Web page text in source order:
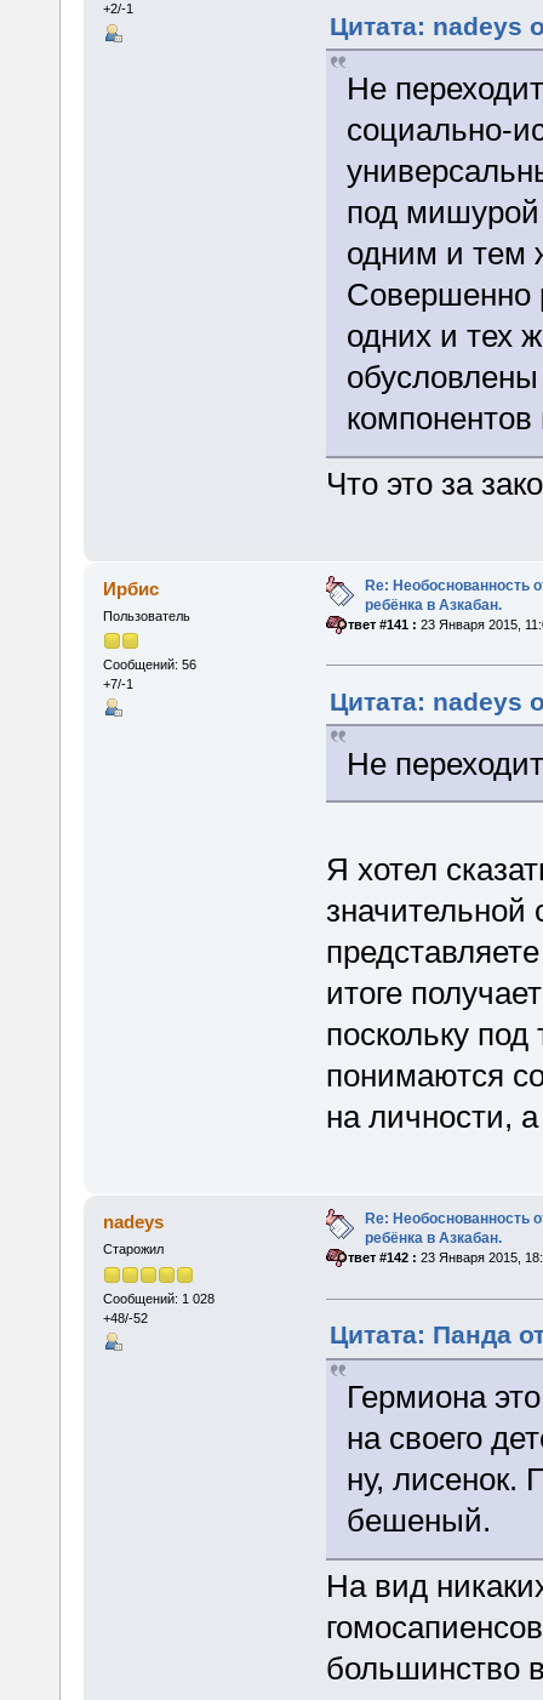
+2/-1
Цитата: nadeys
Не
социально-
под мишурой
одним и тем
Совершенно
одних и тех
Что это за
Ирбис
Пользователь
Сообщений: 56
+7/-1
Re: Необоснованность
ребёнка в Азкабан.
«Ответ #141 : 23 Января 2015,
Цитата: nadeys
Не
Я хотел
значительной
итоге
поскольку
понимаются
на личности,
nadeys
Старожил
Сообщений: 1 028
+48/-52
Re: Необоснованность
ребёнка в Азкабан.
«Ответ #142 : 23 Января 2015,
Цитата: Панда
Гермиона
на своего
ну, лисенок.
бешеный.
На вид
большинство